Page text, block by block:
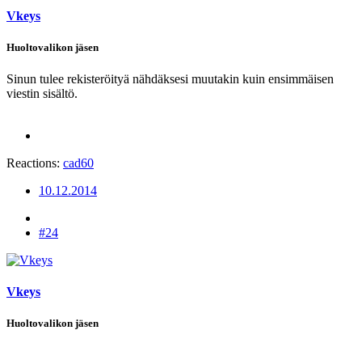
Vkeys
Huoltovalikon jäsen
Sinun tulee rekisteröityä nähdäksesi muutakin kuin ensimmäisen
viestin sisältö.
Reactions: cad60
10.12.2014
#24
Vkeys
Huoltovalikon jäsen